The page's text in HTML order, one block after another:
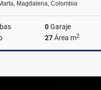
Magdalena, Colombia
0Garaje
27Área m2
$1.500.000